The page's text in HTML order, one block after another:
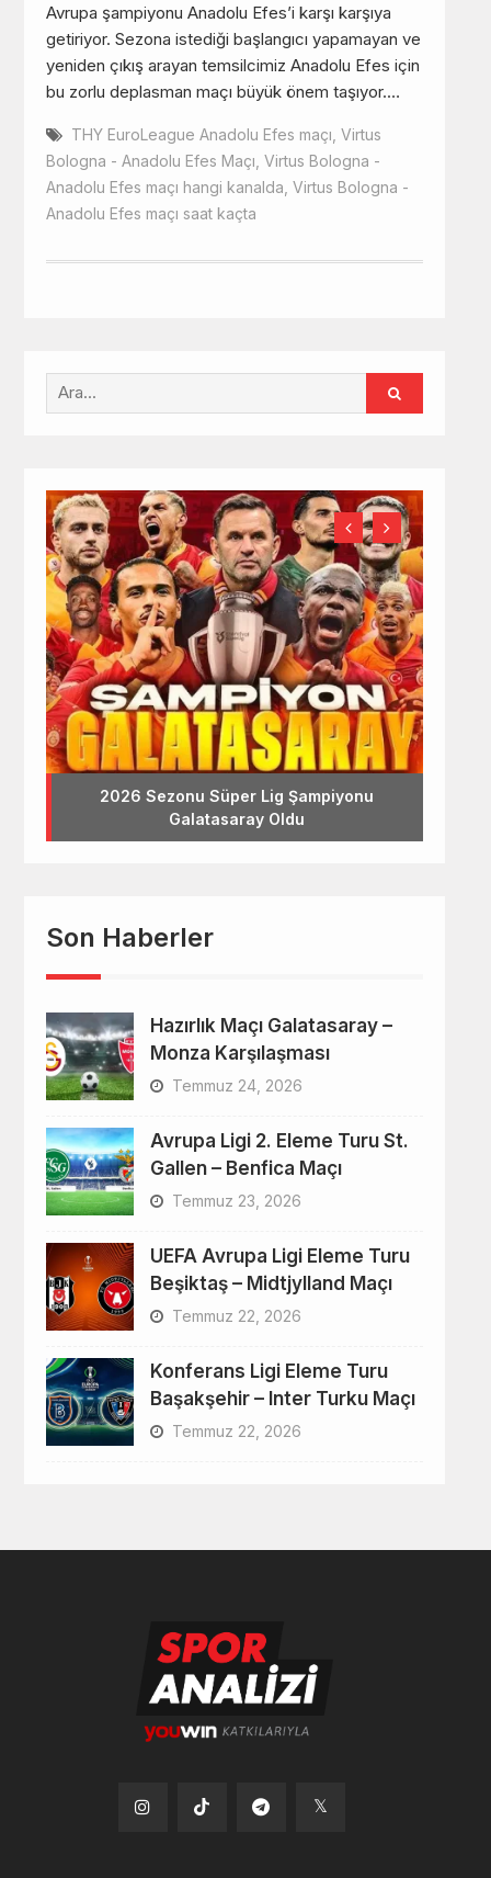
Avrupa şampiyonu Anadolu Efes’i karşı karşıya
getiriyor. Sezona istediği başlangıcı yapamayan ve
yeniden çıkış arayan temsilcimiz Anadolu Efes için
bu zorlu deplasman maçı büyük önem taşıyor.…
THY EuroLeague Anadolu Efes maçı Virtus
Bologna - Anadolu Efes Maçı Virtus Bologna -
Anadolu Efes maçı hangi kanalda Virtus Bologna -
Anadolu Efes maçı saat kaçta
2026 Sezonu Süper Lig Şampiyonu
Galatasaray Oldu
Son Haberler
Hazırlık Maçı Galatasaray –
Monza Karşılaşması
Temmuz 24, 2026
Avrupa Ligi 2. Eleme Turu St.
Gallen – Benfica Maçı
Temmuz 23, 2026
UEFA Avrupa Ligi Eleme Turu
Beşiktaş – Midtjylland Maçı
Temmuz 22, 2026
Konferans Ligi Eleme Turu
Başakşehir – Inter Turku Maçı
Temmuz 22, 2026
Tiktok